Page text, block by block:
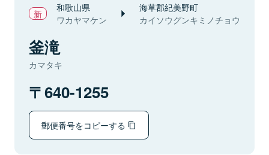
和歌山県
ワカヤマケン
海草郡紀美野町
カイソウグンキミノチョウ
釜滝
カマタキ
640-1255
郵便番号をコピーする